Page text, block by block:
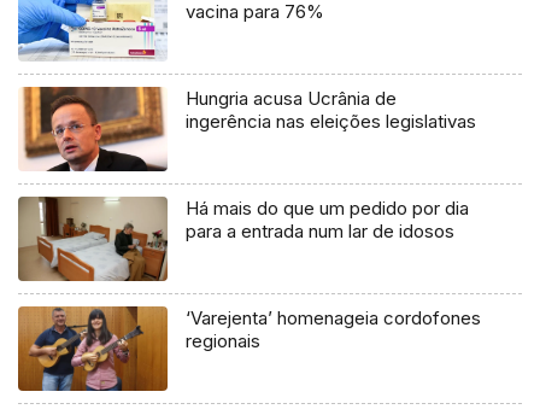
vacina para 76%
Hungria acusa Ucrânia de
ingerência nas eleições legislativas
Há mais do que um pedido por dia
para a entrada num lar de idosos
‘Varejenta’ homenageia cordofones
regionais